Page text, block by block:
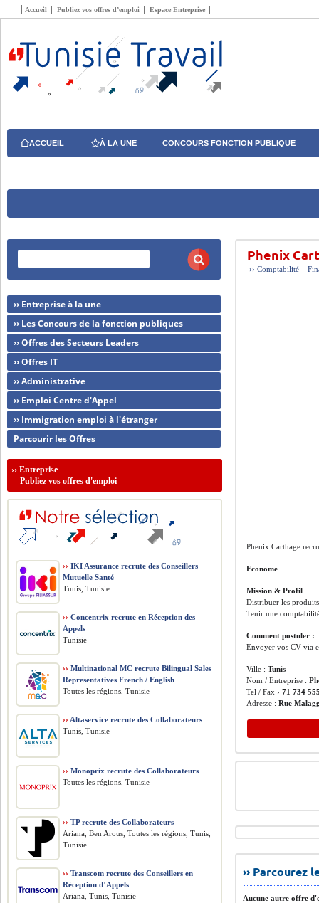
Accueil Publiez vos offres d’emploi Espace Entreprise
ACCUEIL À LA UNE CONCOURS FONCTION PUBLIQUE
Phenix
››Comptabilité –
Phenix Carthage
Econome
Mission & Profil
Distribuer les
Tenir une
Comment postuler :
Envoyer vos CV via
Ville :Tunis
Nom / Entreprise :
Tel / Fax ›71 734
Adresse :Rue
››
Aucune autre offre
›› Entreprise à la une
›› Les Concours de la fonction publiques
›› Offres des Secteurs Leaders
›› Offres IT
›› Administrative
›› Emploi Centre d'Appel
›› Immigration emploi à l'étranger
Parcourir les Offres
››Entreprise
Publiez vos offres d'emploi
›› IKI Assurance recrute des Conseillers
Mutuelle Santé
Tunis, Tunisie
›› Concentrix recrute en Réception des
Appels
Tunisie
›› Multinational MC recrute Bilingual Sales
Representatives French / English
Toutes les régions, Tunisie
›› Altaservice recrute des Collaborateurs
Tunis, Tunisie
›› Monoprix recrute des Collaborateurs
Toutes les régions, Tunisie
›› TP recrute des Collaborateurs
Ariana, Ben Arous, Toutes les régions, Tunis,
Tunisie
›› Transcom recrute des Conseillers en
Réception d’Appels
Ariana, Tunis, Tunisie